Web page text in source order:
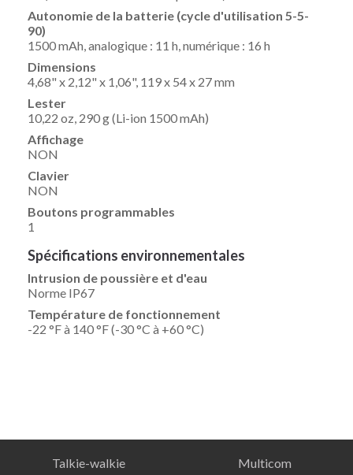
Autonomie de la batterie (cycle d'utilisation 5-5-
90)
1500 mAh, analogique : 11 h, numérique : 16 h
Dimensions
4,68" x 2,12" x 1,06", 119 x 54 x 27 mm
Lester
10,22 oz, 290 g (Li-ion 1500 mAh)
Affichage
NON
Clavier
NON
Boutons programmables
1
Spécifications environnementales
Intrusion de poussière et d'eau
Norme IP67
Température de fonctionnement
-22 °F à 140 °F (-30 °C à +60 °C)
Talkie-walkie Multicom